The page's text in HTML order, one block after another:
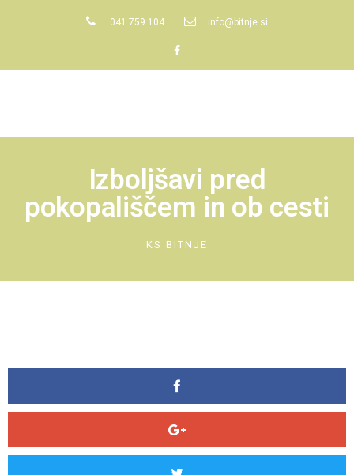
041 759 104 info@bitnje.si
Izboljšavi pred
pokopališčem in ob cesti
KS BITNJE